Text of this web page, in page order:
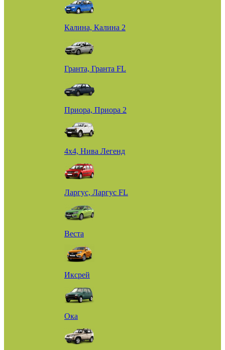
Калина, Калина 2
Гранта, Гранта FL
Приора, Приора 2
4х4, Нива Легенд
Ларгус, Ларгус FL
Веста
Иксрей
Ока